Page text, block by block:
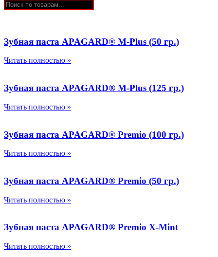
Зубная паста APAGARD® M-Plus (50 гр.)
Читать полностью »
Зубная паста APAGARD® M-Plus (125 гр.)
Читать полностью »
Зубная паста APAGARD® Premio (100 гр.)
Читать полностью »
Зубная паста APAGARD® Premio (50 гр.)
Читать полностью »
Зубная паста APAGARD® Premio X-Mint
Читать полностью »